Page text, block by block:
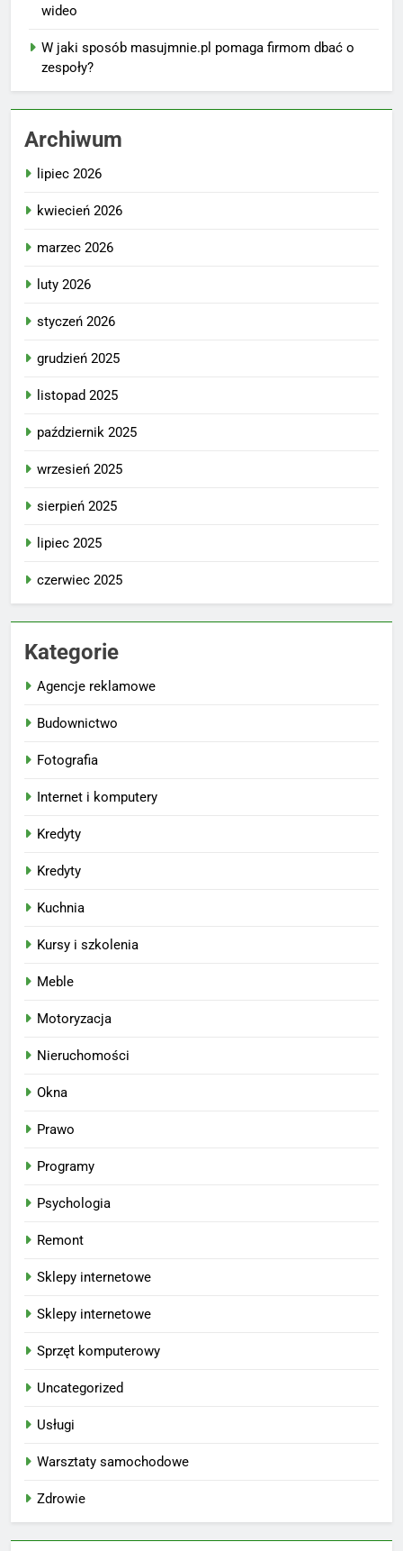
wideo
W jaki sposób masujmnie.pl pomaga firmom dbać o
zespoły?
Archiwum
lipiec 2026
kwiecień 2026
marzec 2026
luty 2026
styczeń 2026
grudzień 2025
listopad 2025
październik 2025
wrzesień 2025
sierpień 2025
lipiec 2025
czerwiec 2025
Kategorie
Agencje reklamowe
Budownictwo
Fotografia
Internet i komputery
Kredyty
Kredyty
Kuchnia
Kursy i szkolenia
Meble
Motoryzacja
Nieruchomości
Okna
Prawo
Programy
Psychologia
Remont
Sklepy internetowe
Sklepy internetowe
Sprzęt komputerowy
Uncategorized
Usługi
Warsztaty samochodowe
Zdrowie